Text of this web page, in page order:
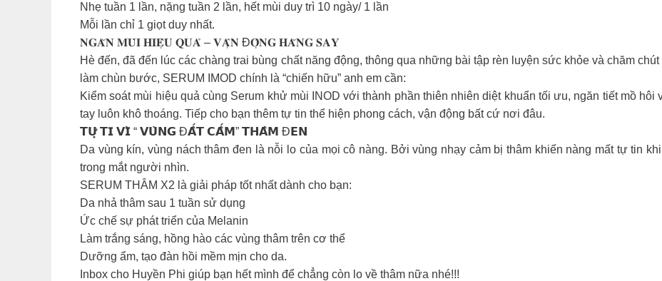
Nhẹ tuần 1 lần, nặng tuần 2 lần, hết mùi duy trì 10 ngày/ 1 lần
Mỗi lần chỉ 1 giọt duy nhất.
𝐍𝐆𝐀̆𝐍 𝐌𝐔̀𝐈 𝐇𝐈𝐄̣̂𝐔 𝐐𝐔𝐀̉ – 𝐕𝐀̣̂𝐍 Đ𝐎̣̂𝐍𝐆 𝐇𝐀̆𝐍𝐆 𝐒𝐀𝐘
Hè đến, đã đến lúc các chàng trai bùng chất năng động, thông qua những bài tập rèn luyện sức khỏe và chăm
làm chùn bước, SERUM IMOD chính là “chiến hữu” anh em cần:
Kiểm soát mùi hiệu quả cùng Serum khử mùi INOD với thành phần thiên nhiên diệt khuẩn tối ưu, ngăn tiết mồ
tay luôn khô thoáng. Tiếp cho bạn thêm tự tin thể hiện phong cách, vận động bất cứ nơi đâu.
𝗧𝗨̛̣ 𝗧𝗜 𝗩𝗜̀ “ 𝗩𝗨̀𝗡𝗚 Đ𝗔̂́𝗧 𝗖𝗔̂́𝗠” 𝗧𝗛𝗔̂𝗠 Đ𝗘𝗡
Da vùng kín, vùng nách thâm đen là nỗi lo của mọi cô nàng. Bởi vùng nhạy cảm bị thâm khiến nàng mất tự tin
trong mắt người nhìn.
SERUM THÂM X2 là giải pháp tốt nhất dành cho bạn:
Da nhả thâm sau 1 tuần sử dụng
Ức chế sự phát triển của Melanin
Làm trắng sáng, hồng hào các vùng thâm trên cơ thể
Dưỡng ẩm, tạo đàn hồi mềm mịn cho da.
Inbox cho Huyền Phi giúp bạn hết mình để chẳng còn lo về thâm nữa nhé!!!